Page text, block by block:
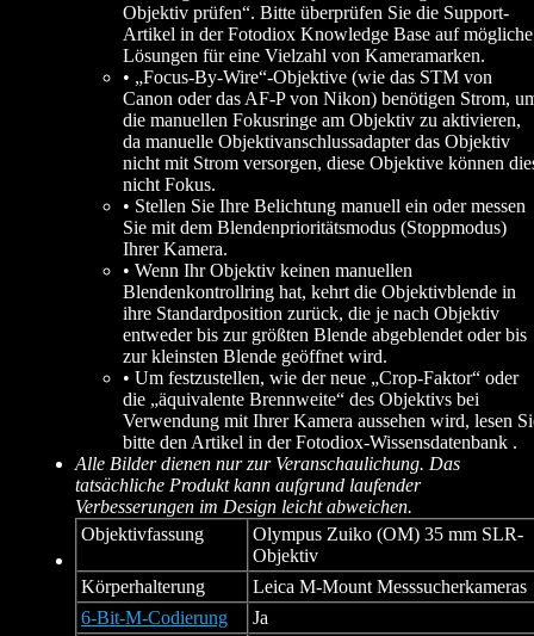
Objektiv prüfen“. Bitte überprüfen Sie die Support-
Artikel in der Fotodiox Knowledge Base auf mögliche
Lösungen für eine Vielzahl von Kameramarken.
• „Focus-By-Wire“-Objektive (wie das STM von
Canon oder das AF-P von Nikon) benötigen Strom,
die manuellen Fokusringe am Objektiv zu aktivieren,
da manuelle Objektivanschlussadapter das Objektiv
nicht mit Strom versorgen, diese Objektive können
nicht Fokus.
• Stellen Sie Ihre Belichtung manuell ein oder messen
Sie mit dem Blendenprioritätsmodus (Stoppmodus)
Ihrer Kamera.
• Wenn Ihr Objektiv keinen manuellen
Blendenkontrollring hat, kehrt die Objektivblende in
ihre Standardposition zurück, die je nach Objektiv
entweder bis zur größten Blende abgeblendet oder bis
zur kleinsten Blende geöffnet wird.
• Um festzustellen, wie der neue „Crop-Faktor“ oder
die „äquivalente Brennweite“ des Objektivs bei
Verwendung mit Ihrer Kamera aussehen wird, lesen
bitte den Artikel in der Fotodiox-Wissensdatenbank .
Alle Bilder dienen nur zur Veranschaulichung. Das
tatsächliche Produkt kann aufgrund laufender
Verbesserungen im Design leicht abweichen.
Objektivfassung
Olympus Zuiko (OM) 35 mm SLR-
Objektiv
Körperhalterung
Leica M-Mount Messsucherkameras
6-Bit-M-Codierung
Ja